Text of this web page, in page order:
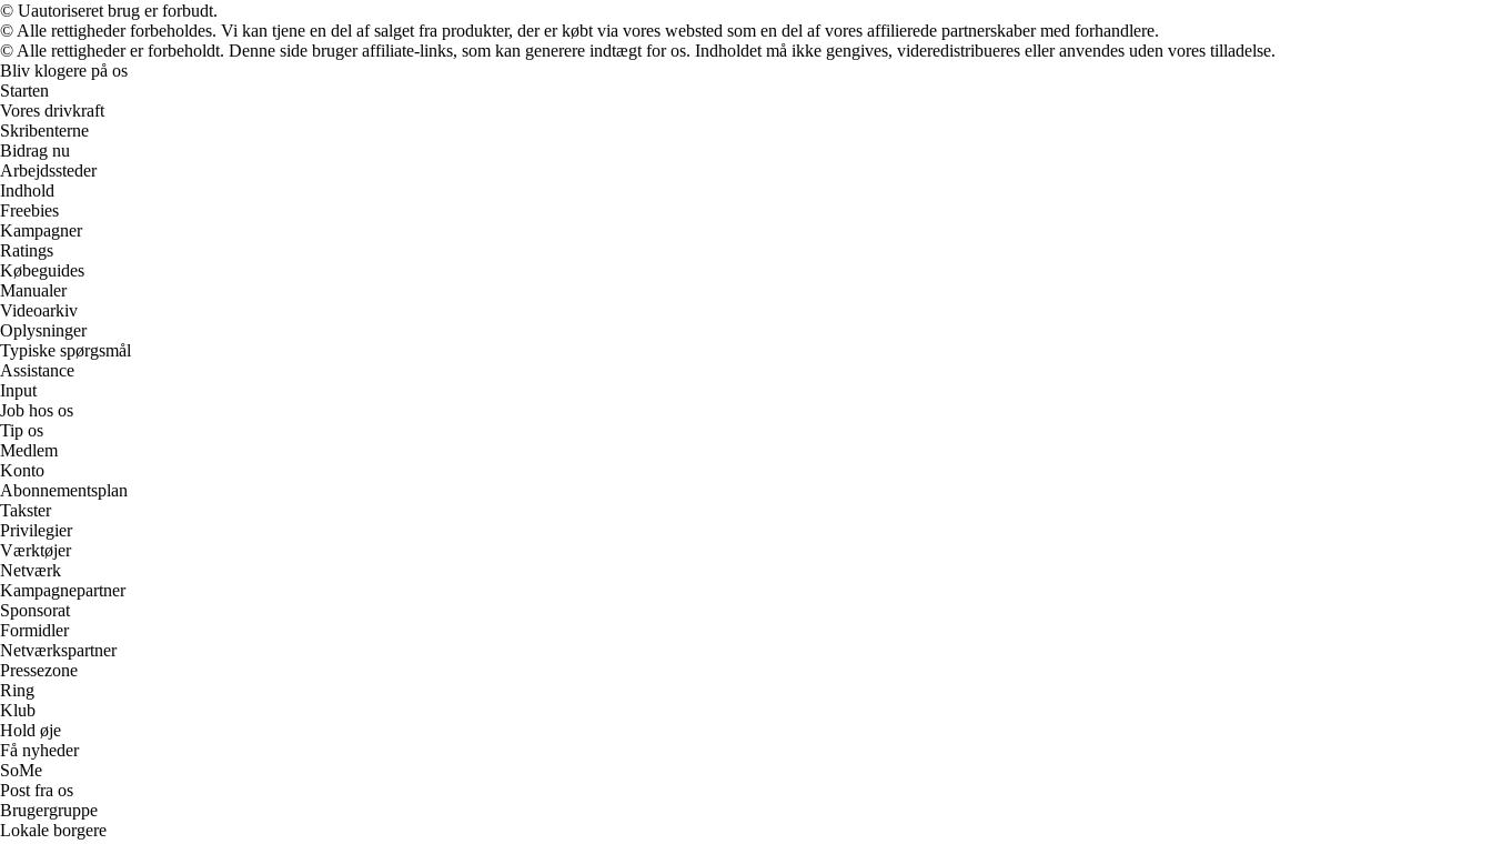
© Uautoriseret brug er forbudt.
© Alle rettigheder forbeholdes. Vi kan tjene en del af salget fra produkter, der er købt via vores websted som en del af vores affilierede partnerskaber med forhandlere.
© Alle rettigheder er forbeholdt. Denne side bruger affiliate-links, som kan generere indtægt for os. Indholdet må ikke gengives, videredistribueres eller anvendes uden vores tilladelse.
Bliv klogere på os
Starten
Vores drivkraft
Skribenterne
Bidrag nu
Arbejdssteder
Indhold
Freebies
Kampagner
Ratings
Købeguides
Manualer
Videoarkiv
Oplysninger
Typiske spørgsmål
Assistance
Input
Job hos os
Tip os
Medlem
Konto
Abonnementsplan
Takster
Privilegier
Værktøjer
Netværk
Kampagnepartner
Sponsorat
Formidler
Netværkspartner
Pressezone
Ring
Klub
Hold øje
Få nyheder
SoMe
Post fra os
Brugergruppe
Lokale borgere